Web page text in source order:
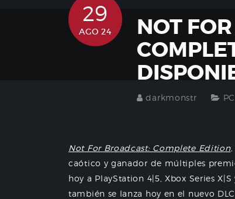
29
AGO 24
NOT
darkmonstr PC
Not For Broadcast: Complete Edition,
caótico y ganador de múltiples
hoy a PlayStation 4|5, Xbox Series
también se lanza hoy en el nuevo DLC